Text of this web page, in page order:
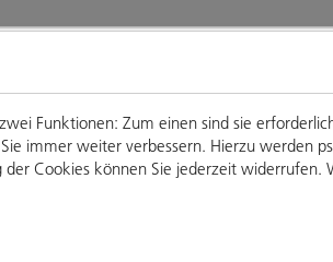
Funktionen: Zum einen sind sie
immer weiter verbessern. Hierzu werden
Cookies können Sie jederzeit